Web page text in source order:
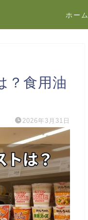
ホーム
？食用油
2026年3月31日